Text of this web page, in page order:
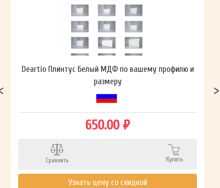
Deartio Плинтус Белый МДФ по вашему профилю и
размеру
650.00 ₽
Сравнить Купить
Узнать цену со скидкой